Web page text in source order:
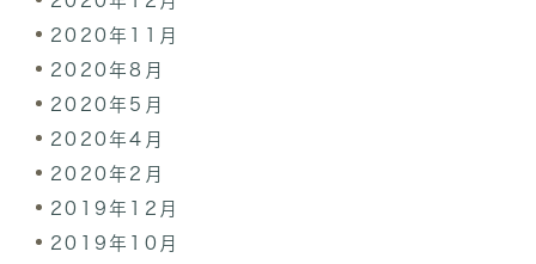
2020年11月
2020年8月
2020年5月
2020年4月
2020年2月
2019年12月
2019年10月